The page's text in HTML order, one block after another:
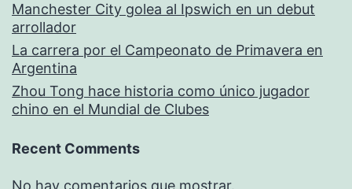
Manchester City golea al Ipswich en un debut
arrollador
La carrera por el Campeonato de Primavera en
Argentina
Zhou Tong hace historia como único jugador
chino en el Mundial de Clubes
Recent Comments